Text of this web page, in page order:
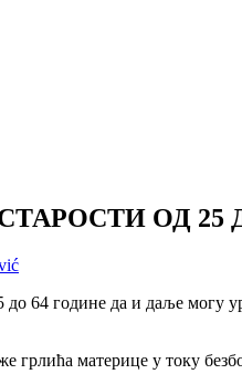
ОД
до 64 године да и даље
грлића материце у току